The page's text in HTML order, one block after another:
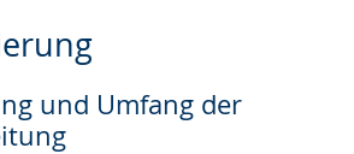
und Umfang der